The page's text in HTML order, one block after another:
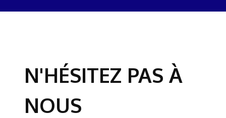
N'HÉSITEZ PAS À
NOUS